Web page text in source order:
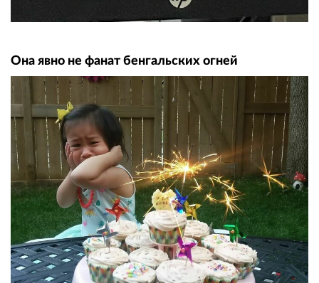
Она явно не фанат бенгальских огней